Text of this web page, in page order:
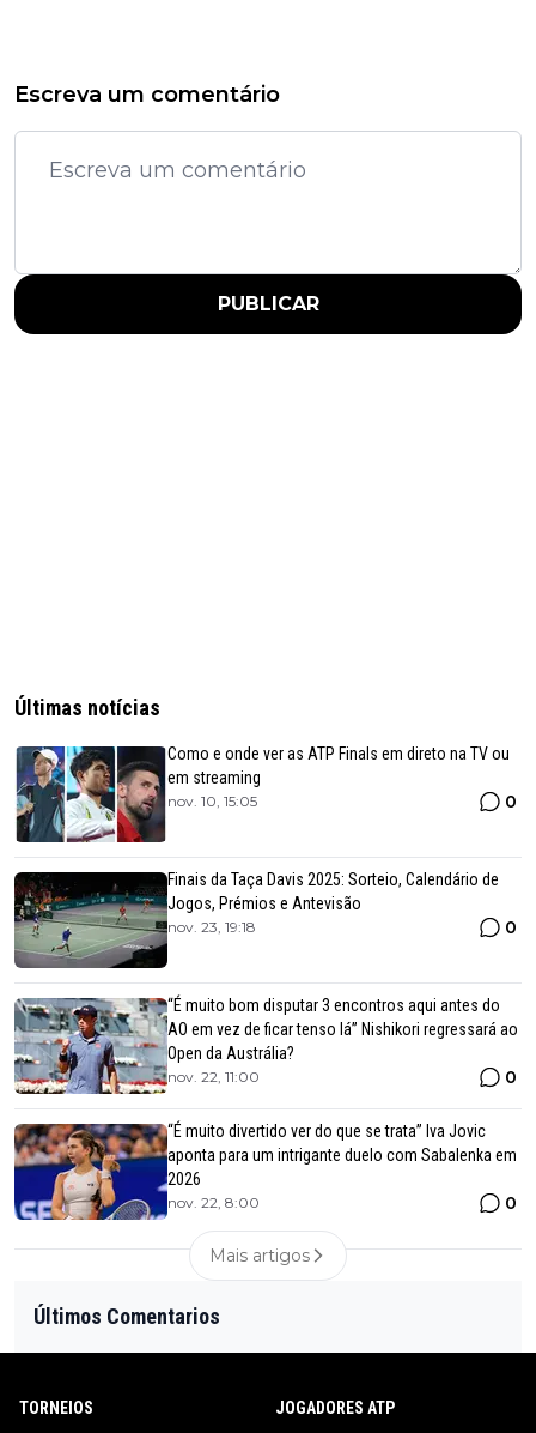
Escreva um comentário
PUBLICAR
Últimas notícias
Como e onde ver as ATP Finals em direto na TV ou
em streaming
nov. 10, 15:05 0
Finais da Taça Davis 2025: Sorteio, Calendário de
Jogos, Prémios e Antevisão
nov. 23, 19:18 0
“É muito bom disputar 3 encontros aqui antes do
AO em vez de ficar tenso lá” Nishikori regressará ao
Open da Austrália?
nov. 22, 11:00 0
“É muito divertido ver do que se trata” Iva Jovic
aponta para um intrigante duelo com Sabalenka em
2026
nov. 22, 8:00 0
Mais artigos
Últimos Comentarios
TORNEIOS JOGADORES ATP